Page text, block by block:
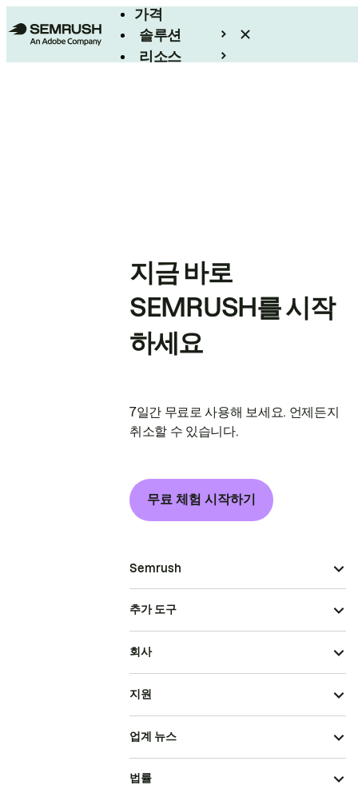
가격
솔루션
리소스
지금 바로
SEMRUSH를 시작
하세요
7일간 무료로 사용해 보세요. 언제든지
취소할 수 있습니다.
무료 체험 시작하기
Semrush
추가 도구
회사
지원
업계 뉴스
법률